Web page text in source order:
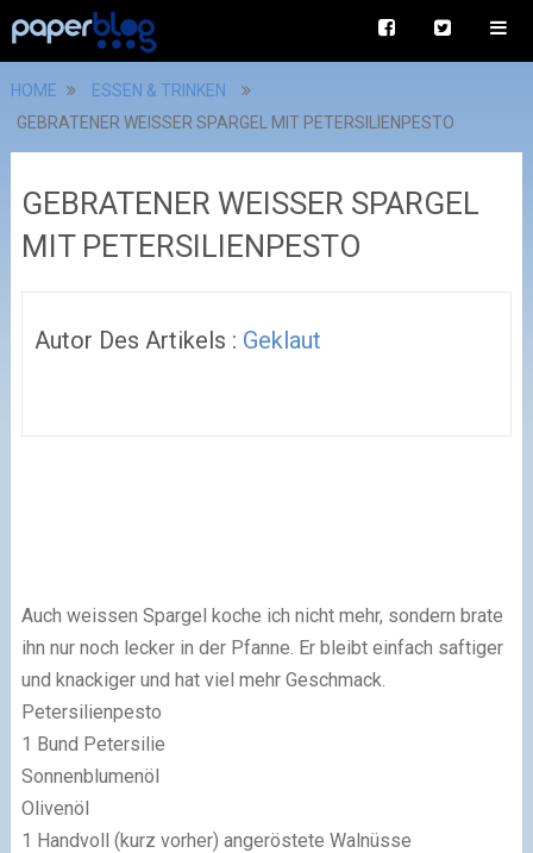
HOME
ESSEN & TRINKEN
GEBRATENER WEISSER SPARGEL MIT PETERSILIENPESTO
GEBRATENER WEISSER SPARGEL
MIT PETERSILIENPESTO
Autor Des Artikels : Geklaut
Auch weissen Spargel koche ich nicht mehr, sondern brate
ihn nur noch lecker in der Pfanne. Er bleibt einfach saftiger
und knackiger und hat viel mehr Geschmack.
Petersilienpesto
1 Bund Petersilie
Sonnenblumenöl
Olivenöl
1 Handvoll (kurz vorher) angeröstete Walnüsse